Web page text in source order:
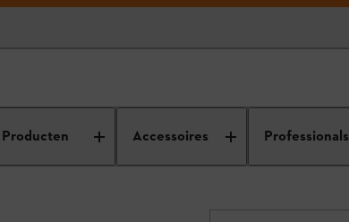
Producten Accessoires Professionals